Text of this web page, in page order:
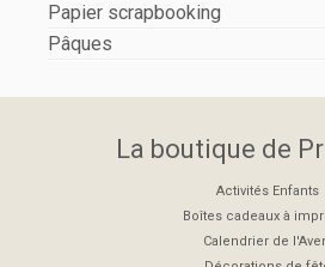
Papier scrapbooking
Pâques
La boutique de
Activités Enfants
Boîtes cadeaux à
Calendrier de